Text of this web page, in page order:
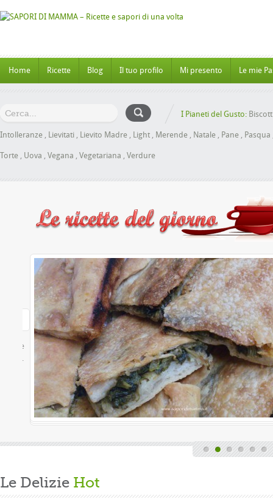
Home Ricette Blog Il tuo profilo Mi presento Le mie
I Pianeti del Gusto:
Intolleranze , Lievitati , Lievito Madre , Light , Merende , Natale , Pane , Pasqua
Torte , Uova , Vegana , Vegetariana , Verdure
Le Delizie Hot